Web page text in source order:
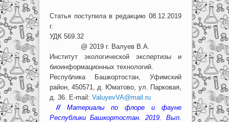
Статья поступила в редакцию 08.12.2019
г.
УДК 569.32
@ 2019 г. Валуев В.А.
Институт экологической экспертизы и
биоинформационных технологий.
Республика Башкортостан, Уфимский
район, 450571, д. Юматово, ул. Парковая,
д. 36. E-mail: ValuyevVA@mail.ru
// Материалы по флоре и фауне
Республики Башкортостан. 2019. Вып.